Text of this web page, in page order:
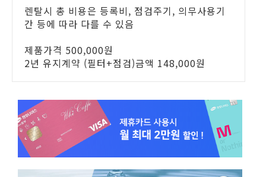
렌탈시 총 비용은 등록비, 점검주기, 의무사용기
간 등에 따라 다를 수 있음
제품가격 500,000원
2년 유지계약 (필터+점검)금액 148,000원